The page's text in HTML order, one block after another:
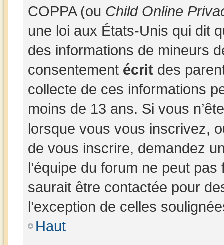
COPPA (ou Child Online
une loi aux États-Unis qui dit
des informations de mineurs
consentement écrit des
collecte de ces informations
moins de 13 ans. Si vous
lorsque vous vous inscrivez,
de vous inscrire, demandez
l’équipe du forum ne peut
saurait être contactée pour
l’exception de celles
Haut